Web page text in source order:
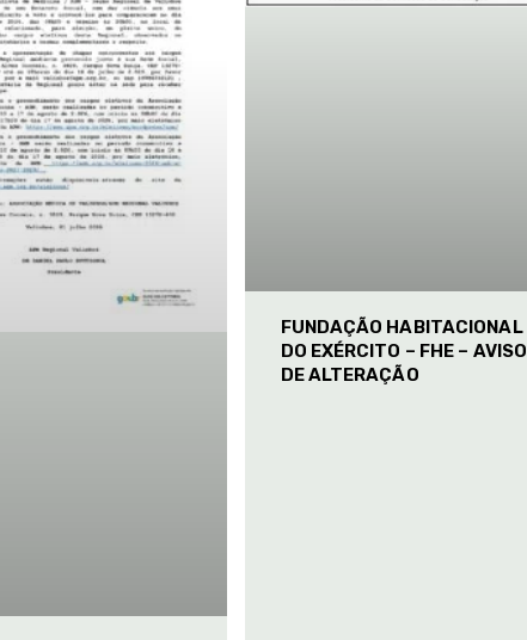
FUNDAÇÃO HABITACIONAL
DO EXÉRCITO – FHE – AVISO
DE ALTERAÇÃO